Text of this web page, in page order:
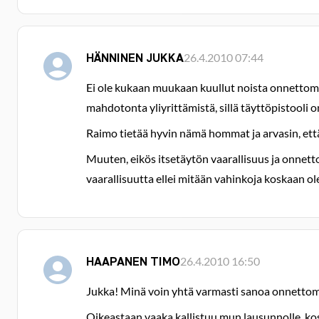
HÄNNINEN JUKKA26.4.2010 07:44
Ei ole kukaan muukaan kuullut noista
mahdotonta yliyrittämistä, sillä täyttöpistooli
Raimo tietää hyvin nämä hommat ja arvasin,
Muuten, eikös itsetäytön vaarallisuus ja
vaarallisuutta ellei mitään vahinkoja koskaan
HAAPANEN TIMO26.4.2010 16:50
Jukka! Minä voin yhtä varmasti sanoa